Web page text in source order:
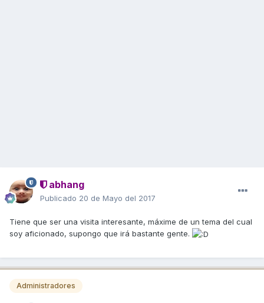
abhang
Publicado 20 de Mayo del 2017
Tiene que ser una visita interesante, máxime de un tema del cual
soy aficionado, supongo que irá bastante gente.
Administradores